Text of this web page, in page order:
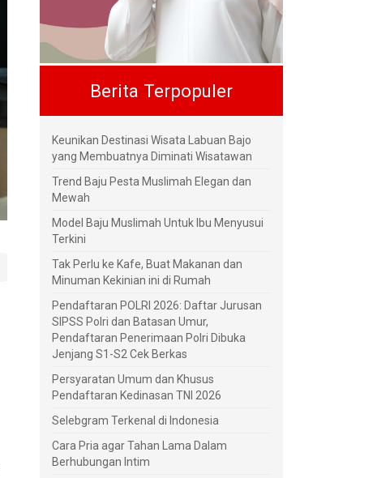
Berita Terpopuler
Keunikan Destinasi Wisata Labuan Bajo
yang Membuatnya Diminati Wisatawan
Trend Baju Pesta Muslimah Elegan dan
Mewah
Model Baju Muslimah Untuk Ibu Menyusui
Terkini
Tak Perlu ke Kafe, Buat Makanan dan
Minuman Kekinian ini di Rumah
Pendaftaran POLRI 2026: Daftar Jurusan
SIPSS Polri dan Batasan Umur,
Pendaftaran Penerimaan Polri Dibuka
Jenjang S1-S2 Cek Berkas
Persyaratan Umum dan Khusus
Pendaftaran Kedinasan TNI 2026
Selebgram Terkenal di Indonesia
Cara Pria agar Tahan Lama Dalam
Berhubungan Intim